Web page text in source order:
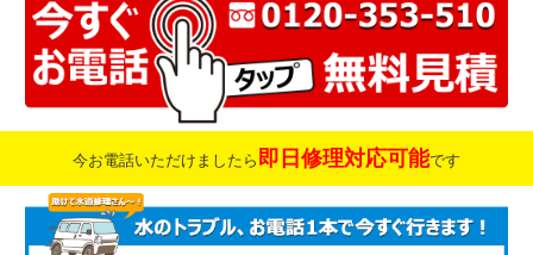
今お電話いただけましたら 即日修理対応可能です